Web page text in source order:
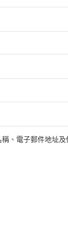
、電子郵件地址